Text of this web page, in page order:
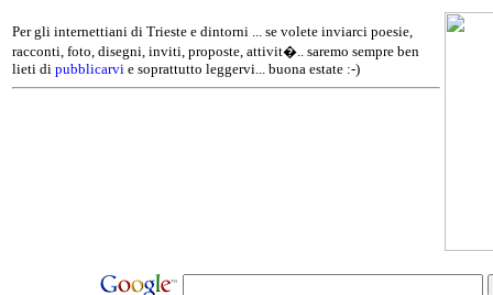
Per gli internettiani di Trieste e dintorni ... se volete inviarci poesie,
racconti, foto, disegni, inviti, proposte, attivit�.. saremo sempre ben
lieti di pubblicarvi e soprattutto leggervi... buona estate :-)